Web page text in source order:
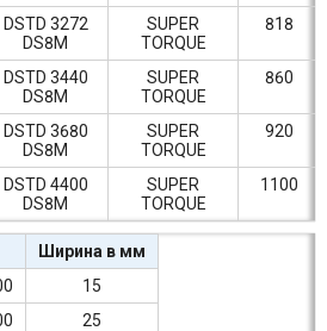
DSTD 3272
DS8M
SUPER
TORQUE
818
DSTD 3440
DS8M
SUPER
TORQUE
860
DSTD 3680
DS8M
SUPER
TORQUE
920
DSTD 4400
DS8M
SUPER
TORQUE
1100
Ширина в мм
15
25